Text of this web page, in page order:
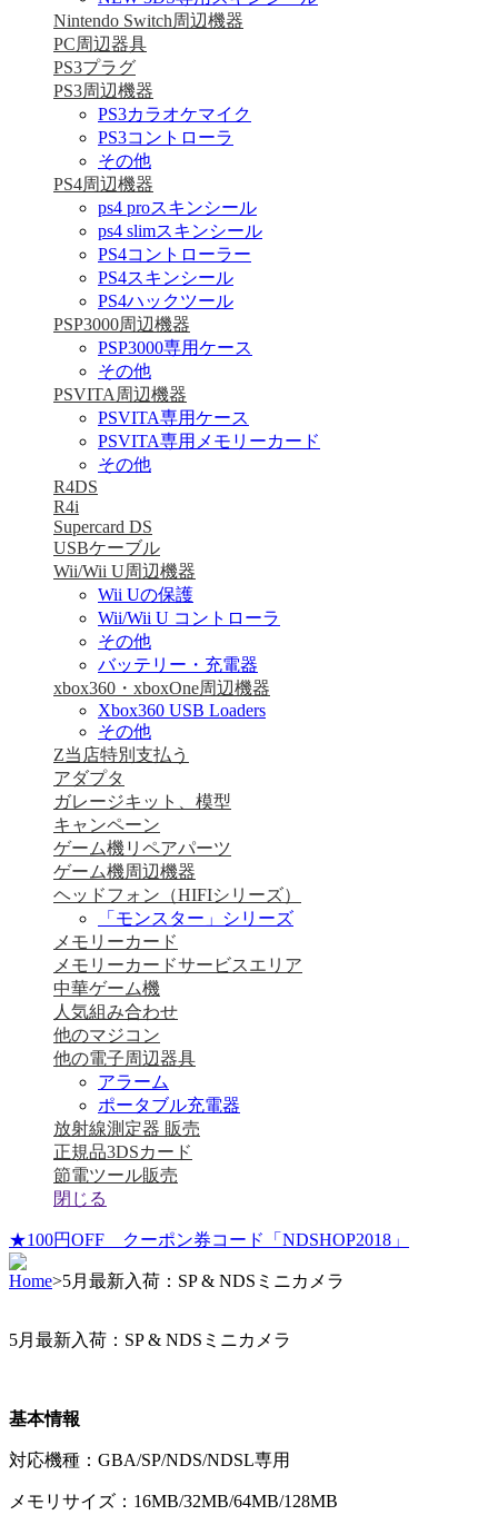
Nintendo Switch周辺機器
PC周辺器具
PS3プラグ
PS3周辺機器
PS3カラオケマイク
PS3コントローラ
その他
PS4周辺機器
ps4 proスキンシール
ps4 slimスキンシール
PS4コントローラー
PS4スキンシール
PS4ハックツール
PSP3000周辺機器
PSP3000専用ケース
その他
PSVITA周辺機器
PSVITA専用ケース
PSVITA専用メモリーカード
その他
R4DS
R4i
Supercard DS
USBケーブル
Wii/Wii U周辺機器
Wii Uの保護
Wii/Wii U コントローラ
その他
バッテリー・充電器
xbox360・xboxOne周辺機器
Xbox360 USB Loaders
その他
Z当店特別支払う
アダプタ
ガレージキット、模型
キャンペーン
ゲーム機リペアパーツ
ゲーム機周辺機器
ヘッドフォン（HIFIシリーズ）
「モンスター」シリーズ
メモリーカード
メモリーカードサービスエリア
中華ゲーム機
人気組み合わせ
他のマジコン
他の電子周辺器具
アラーム
ポータブル充電器
放射線測定器 販売
正規品3DSカード
節電ツール販売
閉じる
★100円OFF クーポン券コード「NDSHOP2018」
Home>5月最新入荷：SP & NDSミニカメラ
5月最新入荷：SP & NDSミニカメラ
基本情報
対応機種：GBA/SP/NDS/NDSL専用
メモリサイズ：16MB/32MB/64MB/128MB